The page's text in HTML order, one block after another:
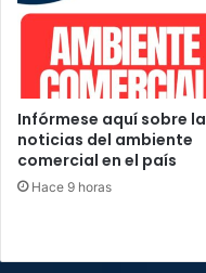
Infórmese aquí sobre
noticias del ambiente
comercial en el país
Hace 9 horas